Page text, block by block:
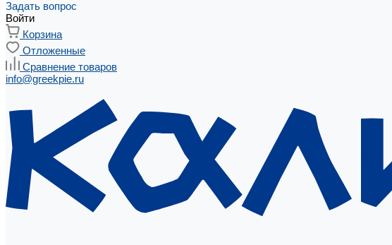
Задать вопрос
Войти
Корзина
Отложенные
Сравнение товаров
info@greekpie.ru